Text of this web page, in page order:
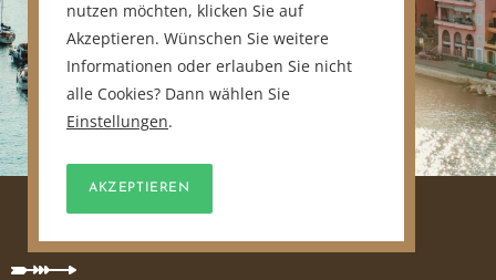
nutzen möchten, klicken Sie auf
Akzeptieren. Wünschen Sie weitere
Informationen oder erlauben Sie nicht
alle Cookies? Dann wählen Sie
Einstellungen.
AKZEPTIEREN